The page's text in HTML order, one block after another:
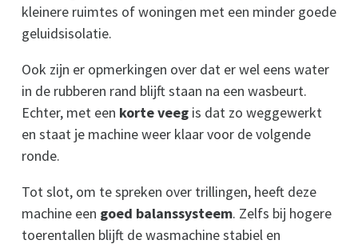
kleinere ruimtes of woningen met een minder goede
geluidsisolatie.
Ook zijn er opmerkingen over dat er wel eens water
in de rubberen rand blijft staan na een wasbeurt.
Echter, met een korte veeg is dat zo weggewerkt
en staat je machine weer klaar voor de volgende
ronde.
Tot slot, om te spreken over trillingen, heeft deze
machine een goed balanssysteem. Zelfs bij hogere
toerentallen blijft de wasmachine stabiel en